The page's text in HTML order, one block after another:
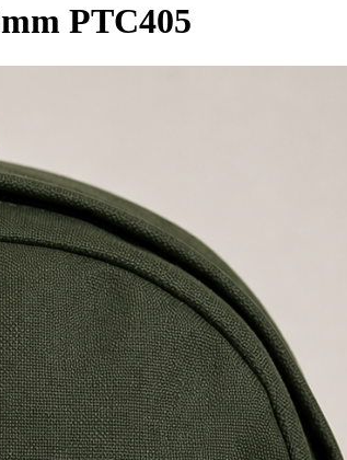
PTC405